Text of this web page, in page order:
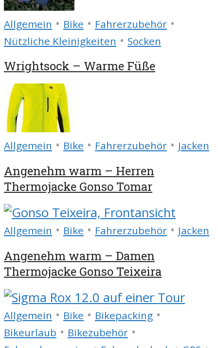
Allgemein • Bike • Fahrerzubehör •
Nützliche Kleinigkeiten • Socken
Wrightsock – Warme Füße
Allgemein • Bike • Fahrerzubehör • Jacken
Angenehm warm – Herren
Thermojacke Gonso Tomar
Allgemein • Bike • Fahrerzubehör • Jacken
Angenehm warm – Damen
Thermojacke Gonso Teixeira
Allgemein • Bike • Bikepacking •
Bikeurlaub • Bikezubehör •